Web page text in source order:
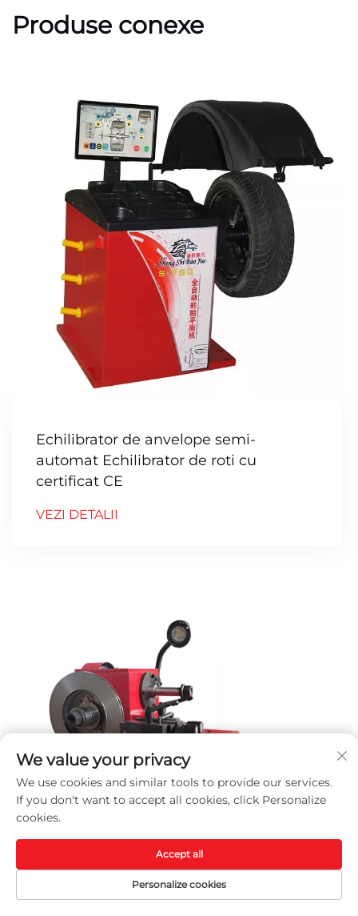
Produse conexe
Echilibrator de anvelope semi-
automat Echilibrator de roti cu
certificat CE
VEZI DETALII
We value your privacy
We use cookies and similar tools to provide our services.
If you don't want to accept all cookies, click Personalize
cookies.
Personalize cookies
Accept all